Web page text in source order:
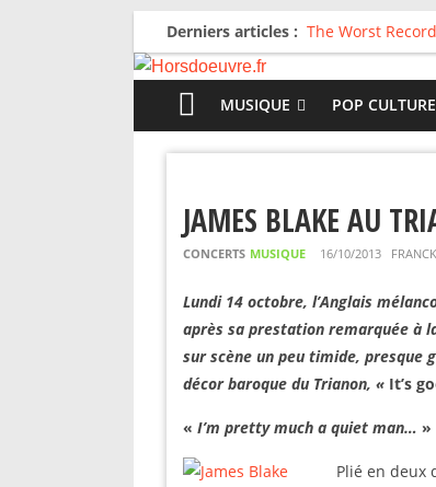
Derniers articles : The Worst
Avril 2026 :
Salvaation :
For The First
Radio HDO #54 :
MUSIQUE POP CULTURE
JAMES BLAKE AU
CONCERTS MUSIQUE 16/10/2013
Lundi 14 octobre, l’Anglais
après sa prestation remarquée à
sur scène un peu timide, presque
décor baroque du Trianon, « It’s
« I’m pretty much a quiet man… »
Plié en deux